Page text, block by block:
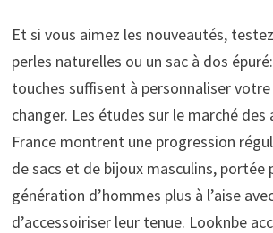
Et si vous aimez les nouveautés,
perles naturelles ou un sac à dos
touches suffisent à personnaliser
changer. Les études sur le marché des
France montrent une progression
de sacs et de bijoux masculins, portée
génération d’hommes plus à l’aise
d’accessoiriser leur tenue. Looknbe